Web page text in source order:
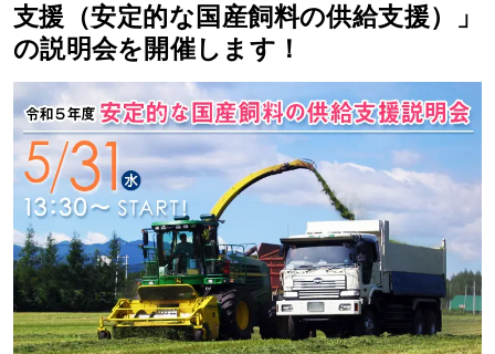
支援（安定的な国産飼料の供給支援）」
の説明会を開催します！